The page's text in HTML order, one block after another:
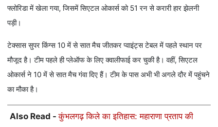
फ्लोरिडा में खेला गया, जिसमें सिएटल ओकार्स को 51 रन से करारी हार झेलनी
पड़ी।
टेक्सास सुपर किंग्स 10 में से सात मैच जीतकर प्वाइंट्स टेबल में पहले स्थान पर
मौजूद है। टीम पहले ही प्लेऑफ के लिए क्वालीफाई कर चुकी है। वहीं, सिएटल
ओकार्स ने 10 में से सात मैच गंवा दिए हैं। टीम के पास अभी भी अगले दौर में पहुंचने
का मौका है।
Also Read -कुंभलगढ़ किले का इतिहास: महाराणा प्रताप की